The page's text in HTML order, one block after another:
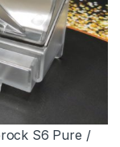
S6 Pure /